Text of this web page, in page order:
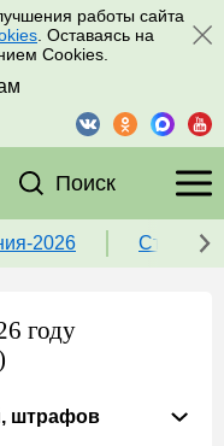
работы сайта
. Оставаясь на
Cookies.
Поиск
2026 Ставка
году
штрафов